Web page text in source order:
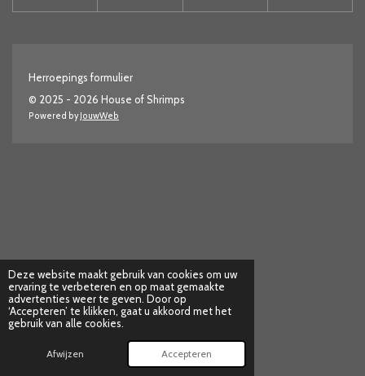
Deze website maakt gebruik van cookies om uw
ervaring te verbeteren en op maat gemaakte
advertenties weer te geven. Door op
‘Accepteren’ te klikken, gaat u akkoord met het
gebruik van alle cookies.
Afwijzen Accepteren
Herroepings formulier
© 2025 - 2026 House of Shrimps
Powered byJouwWeb